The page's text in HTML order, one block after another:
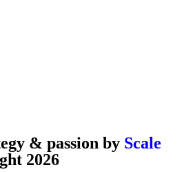
& passion by Scale
2026